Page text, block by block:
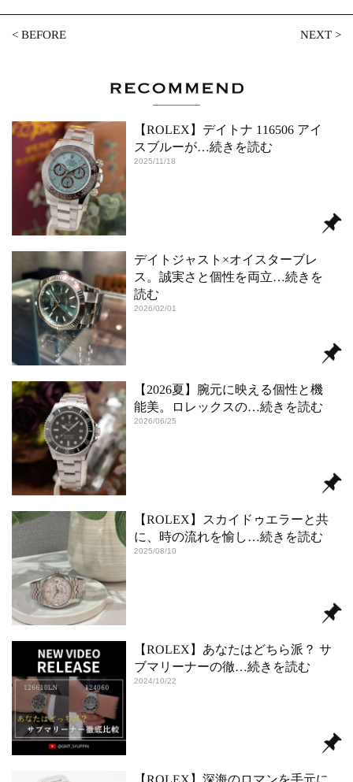
<BEFORE NEXT>
【ROLEX】デイトナ 116506 アイ
スブルーが…続きを読む
2025/11/18
デイトジャスト×オイスターブレ
ス。誠実さと個性を両立…続きを
読む
2026/02/01
【2026夏】腕元に映える個性と機
能美。ロレックスの…続きを読む
2026/06/25
【ROLEX】スカイドゥエラーと共
に、時の流れを愉し …続きを読む
2025/08/10
【ROLEX】あなたはどちら派？ サ
ブマリーナーの徹…続きを読む
2024/10/22